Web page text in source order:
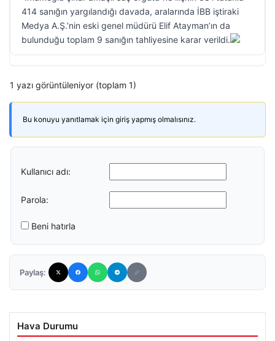
414 sanığın yargılandığı davada, aralarında İBB iştiraki
Medya A.Ş.’nin eski genel müdürü Elif Atayman’ın da
bulunduğu toplam 9 sanığın tahliyesine karar verildi.
1 yazı görüntüleniyor (toplam 1)
Bu konuyu yanıtlamak için giriş yapmış olmalısınız.
Kullanıcı adı:
Parola:
Beni hatırla
Paylaş:
Hava Durumu